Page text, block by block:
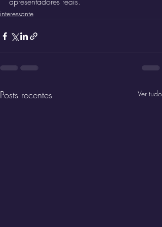
interessante
Posts recentes Ver tudo